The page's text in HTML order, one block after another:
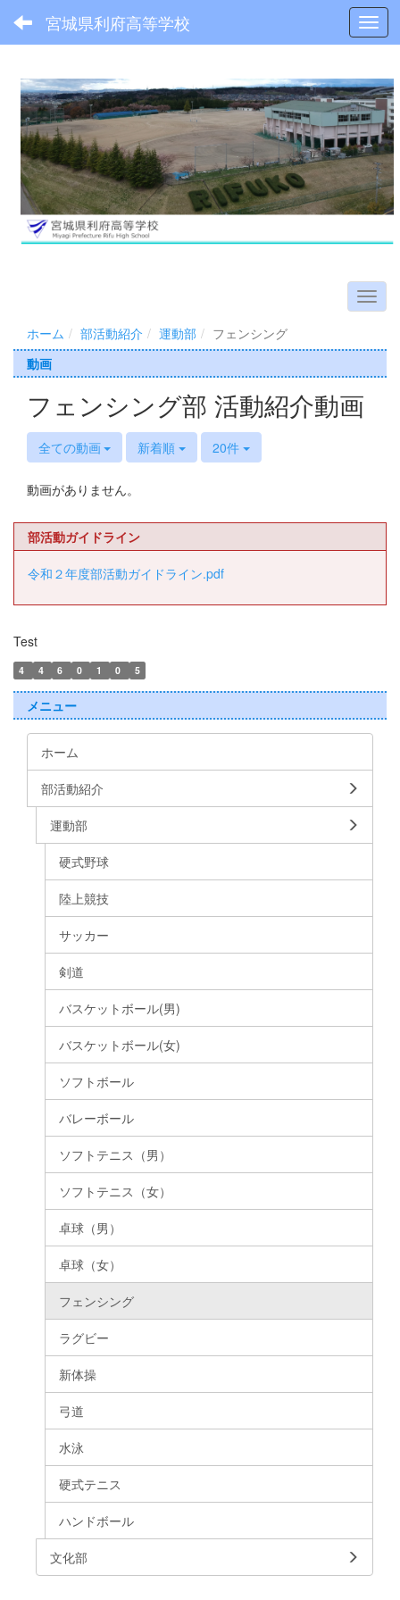
宮城県利府高等学校
ホーム 部活動紹介 運動部
フェンシング
動画
フェンシング部 活動紹介動画
全ての動画 新着順 20件
動画がありません。
部活動ガイドライン
令和２年度部活動ガイドライン.pdf
Test
4 4 6 0 1 0 5
メニュー
ホーム
部活動紹介
運動部
硬式野球
陸上競技
サッカー
剣道
バスケットボール(男)
バスケットボール(女)
ソフトボール
バレーボール
ソフトテニス（男）
ソフトテニス（女）
卓球（男）
卓球（女）
フェンシング
ラグビー
新体操
弓道
水泳
硬式テニス
ハンドボール
文化部